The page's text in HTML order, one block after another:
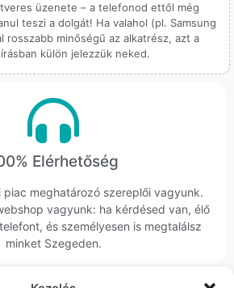
üzenete – a telefonod ettől még
teszi a dolgát! Ha valahol (pl. Samsung
rosszabb minőségű az alkatrész, azt a
külön jelezzük neked.
Elérhetőség
piac meghatározó szereplői vagyunk.
vagyunk: ha kérdésed van, élő
és személyesen is megtalálsz
minket Szegeden.